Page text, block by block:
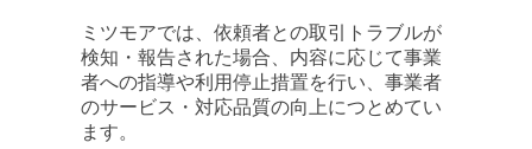
ミツモアでは、依頼者との取引トラブルが
検知・報告された場合、内容に応じて事業
者への指導や利用停止措置を行い、事業者
のサービス・対応品質の向上につとめてい
ます。